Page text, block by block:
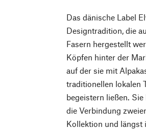
Das dänische Label
Designtradition, die
Fasern hergestellt
Köpfen hinter der
auf der sie mit
traditionellen lokalen
begeistern ließen.
die Verbindung
Kollektion und längst